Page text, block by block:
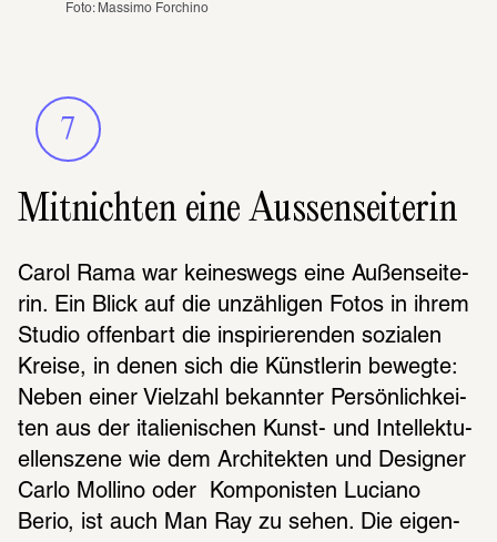
Foto: Massimo Forchino
7
Mitnichten eine Aussenseiterin
Carol Rama war keines­wegs eine Außen­sei­te­
rin. Ein Blick auf die unzäh­li­gen Fotos in ihrem
Studio offen­bart die inspi­rie­ren­den sozia­len
Kreise, in denen sich die Künst­le­rin bewegte:
Neben einer Viel­zahl bekann­ter Persön­lich­kei­
ten aus der italie­ni­schen Kunst- und Intel­lek­tu­
el­len­szene wie dem Archi­tek­ten und Desi­gner
Carlo Mollino oder  Kompo­nis­ten Luciano
Berio, ist auch Man Ray zu sehen. Die eigen­